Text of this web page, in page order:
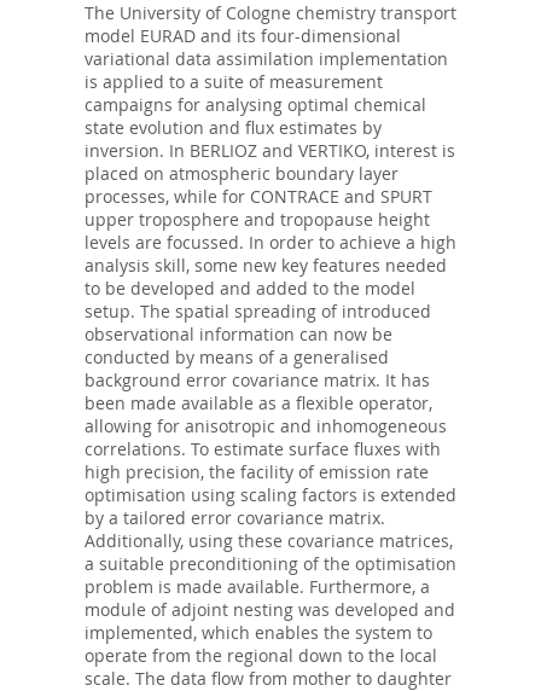
The University of Cologne chemistry transport
model EURAD and its four-dimensional
variational data assimilation implementation
is applied to a suite of measurement
campaigns for analysing optimal chemical
state evolution and flux estimates by
inversion. In BERLIOZ and VERTIKO, interest is
placed on atmospheric boundary layer
processes, while for CONTRACE and SPURT
upper troposphere and tropopause height
levels are focussed. In order to achieve a high
analysis skill, some new key features needed
to be developed and added to the model
setup. The spatial spreading of introduced
observational information can now be
conducted by means of a generalised
background error covariance matrix. It has
been made available as a flexible operator,
allowing for anisotropic and inhomogeneous
correlations. To estimate surface fluxes with
high precision, the facility of emission rate
optimisation using scaling factors is extended
by a tailored error covariance matrix.
Additionally, using these covariance matrices,
a suitable preconditioning of the optimisation
problem is made available. Furthermore, a
module of adjoint nesting was developed and
implemented, which enables the system to
operate from the regional down to the local
scale. The data flow from mother to daughter